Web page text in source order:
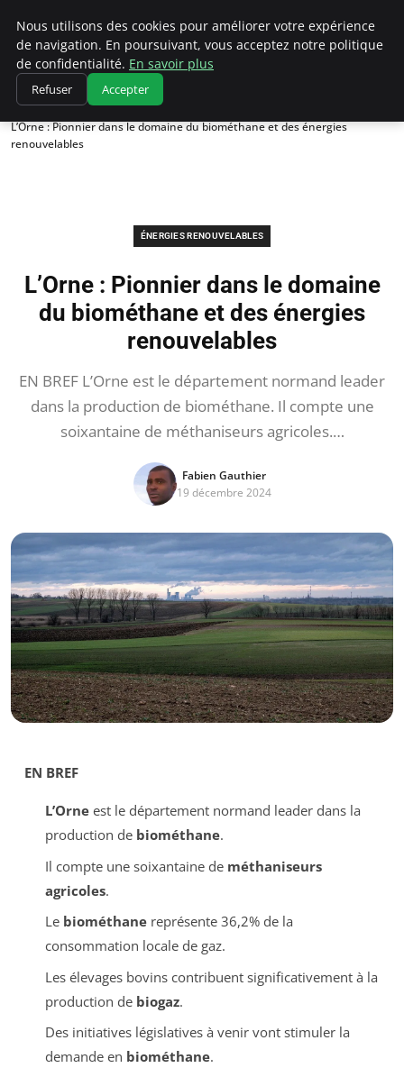
Climatedebtagents
Accueil
Énergies Renouvelables
L’Orne : Pionnier dans le domaine du biométhane et des énergies
renouvelables
ÉNERGIES RENOUVELABLES
L’Orne : Pionnier dans le domaine
du biométhane et des énergies
renouvelables
EN BREF L’Orne est le département normand leader
dans la production de biométhane. Il compte une
soixantaine de méthaniseurs agricoles.…
Fabien Gauthier
19 décembre 2024
EN BREF
L’Orneest le département normand leader dans la
production de biométhane.
Il compte une soixantaine de méthaniseurs
agricoles.
Le biométhanereprésente 36,2% de la
consommation locale de gaz.
Les élevages bovins contribuent significativement à la
production de biogaz.
Des initiatives législatives à venir vont stimuler la
demande en biométhane.
Nous utilisons des cookies pour améliorer votre expérience
de navigation. En poursuivant, vous acceptez notre politique
de confidentialité. En savoir plus
Refuser Accepter